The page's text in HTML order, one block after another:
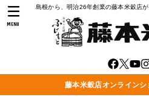
島根から、明治26年創業の藤本米穀店
MENU
藤本米穀店オンラインシ